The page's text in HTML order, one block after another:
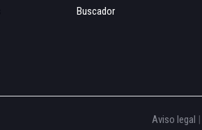
Buscador
Aviso legal |